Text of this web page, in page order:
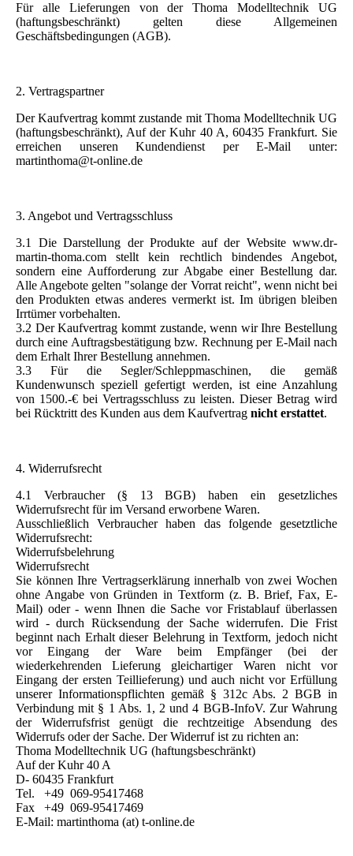
Für alle Lieferungen von der Thoma Modelltechnik UG
(haftungsbeschränkt) gelten diese Allgemeinen
Geschäftsbedingungen (AGB).
2. Vertragspartner
Der Kaufvertrag kommt zustande mit Thoma Modelltechnik UG
(haftungsbeschränkt), Auf der Kuhr 40 A, 60435 Frankfurt. Sie
erreichen unseren Kundendienst per E-Mail unter:
martinthoma@t-online.de
3. Angebot und Vertragsschluss
3.1 Die Darstellung der Produkte auf der Website www.dr-
martin-thoma.com stellt kein rechtlich bindendes Angebot,
sondern eine Aufforderung zur Abgabe einer Bestellung dar.
Alle Angebote gelten "solange der Vorrat reicht", wenn nicht bei
den Produkten etwas anderes vermerkt ist. Im übrigen bleiben
Irrtümer vorbehalten.
3.2 Der Kaufvertrag kommt zustande, wenn wir Ihre Bestellung
durch eine Auftragsbestätigung bzw. Rechnung per E-Mail nach
dem Erhalt Ihrer Bestellung annehmen.
3.3 Für die Segler/Schleppmaschinen, die gemäß
Kundenwunsch speziell gefertigt werden, ist eine Anzahlung
von 1500.-€ bei Vertragsschluss zu leisten. Dieser Betrag wird
bei Rücktritt des Kunden aus dem Kaufvertrag nicht erstattet.
4. Widerrufsrecht
4.1 Verbraucher (§ 13 BGB) haben ein gesetzliches
Widerrufsrecht für im Versand erworbene Waren.
Ausschließlich Verbraucher haben das folgende gesetztliche
Widerrufsrecht:
Widerrufsbelehrung
Widerrufsrecht
Sie können Ihre Vertragserklärung innerhalb von zwei Wochen
ohne Angabe von Gründen in Textform (z. B. Brief, Fax, E-
Mail) oder - wenn Ihnen die Sache vor Fristablauf überlassen
wird - durch Rücksendung der Sache widerrufen. Die Frist
beginnt nach Erhalt dieser Belehrung in Textform, jedoch nicht
vor Eingang der Ware beim Empfänger (bei der
wiederkehrenden Lieferung gleichartiger Waren nicht vor
Eingang der ersten Teillieferung) und auch nicht vor Erfüllung
unserer Informationspflichten gemäß § 312c Abs. 2 BGB in
Verbindung mit § 1 Abs. 1, 2 und 4 BGB-InfoV. Zur Wahrung
der Widerrufsfrist genügt die rechtzeitige Absendung des
Widerrufs oder der Sache. Der Widerruf ist zu richten an:
Thoma Modelltechnik UG (haftungsbeschränkt)
Auf der Kuhr 40 A
D- 60435 Frankfurt
Tel. +49 069-95417468
Fax +49 069-95417469
E-Mail: martinthoma (at) t-online.de